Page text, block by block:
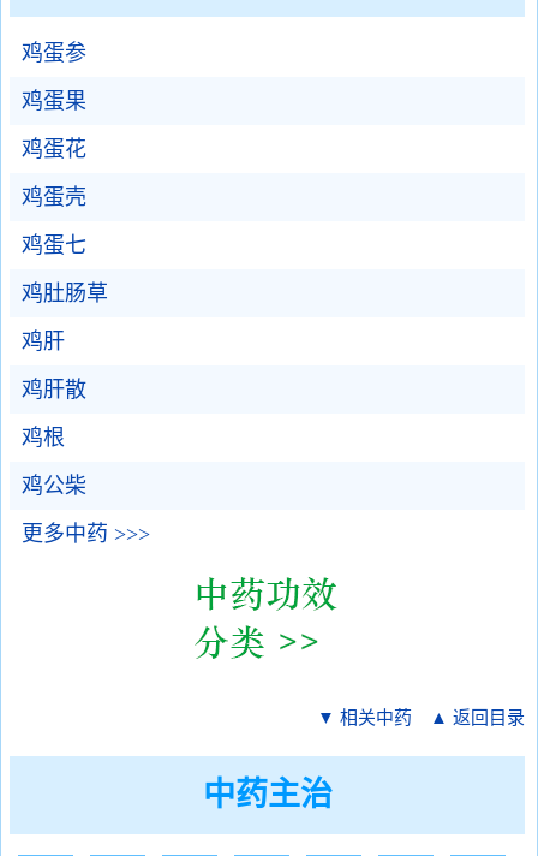
鸡蛋参
鸡蛋果
鸡蛋花
鸡蛋壳
鸡蛋七
鸡肚肠草
鸡肝
鸡肝散
鸡根
鸡公柴
更多中药 >>>
▼ 相关中药 ▲ 返回目录
中药主治